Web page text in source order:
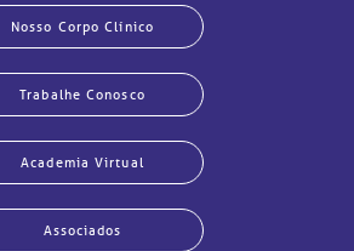
Nosso Corpo Clínico
Trabalhe Conosco
Academia Virtual
Associados